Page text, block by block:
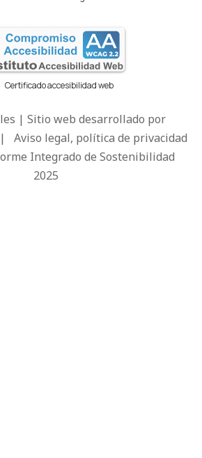
Certificado accesibilidad web
| Sitio web desarrollado por
Aviso legal, política de privacidad
Integrado de Sostenibilidad
2025